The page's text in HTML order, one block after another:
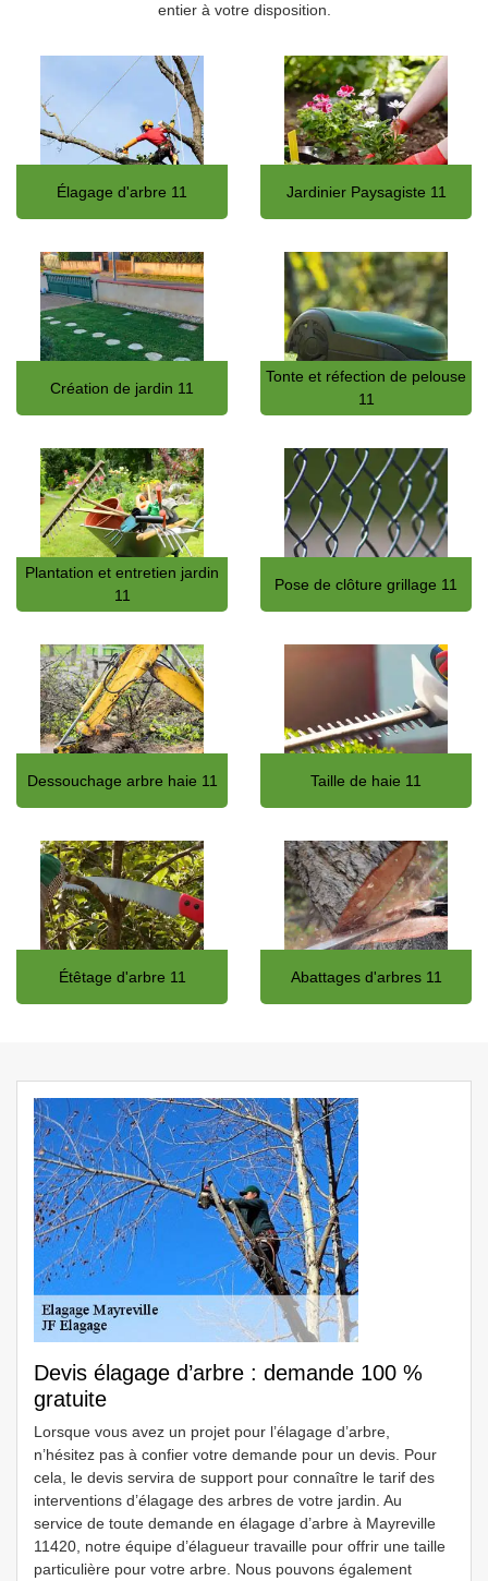
entier à votre disposition.
Élagage d'arbre 11 Jardinier Paysagiste 11
Création de jardin 11
Tonte et réfection de pelouse
11
Plantation et entretien jardin
11
Pose de clôture grillage 11
Dessouchage arbre haie 11 Taille de haie 11
Étêtage d'arbre 11 Abattages d'arbres 11
Devis élagage d’arbre : demande 100 %
gratuite
Lorsque vous avez un projet pour l’élagage d’arbre,
n’hésitez pas à confier votre demande pour un devis. Pour
cela, le devis servira de support pour connaître le tarif des
interventions d’élagage des arbres de votre jardin. Au
service de toute demande en élagage d’arbre à Mayreville
11420, notre équipe d’élagueur travaille pour offrir une taille
particulière pour votre arbre. Nous pouvons également